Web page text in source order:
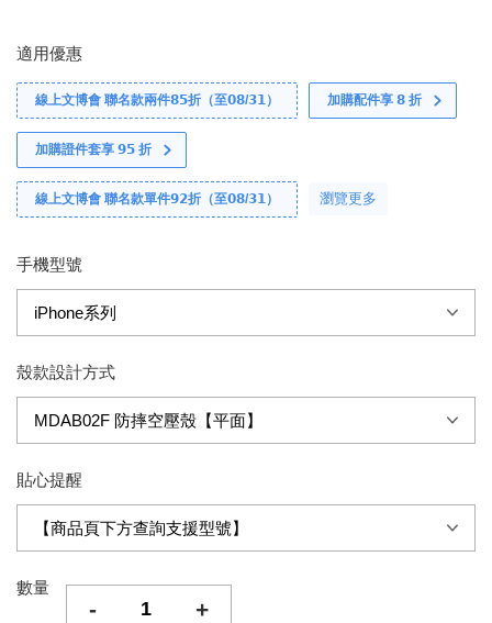
適用優惠
線上文博會 聯名款兩件𝟴𝟱折（至𝟬𝟴/𝟯𝟭） 加購配件享 𝟴 折
加購證件套享 𝟵𝟱 折
線上文博會 聯名款單件𝟵𝟮折（至𝟬𝟴/𝟯𝟭） 瀏覽更多
手機型號
殼款設計方式
貼心提醒
數量
- +